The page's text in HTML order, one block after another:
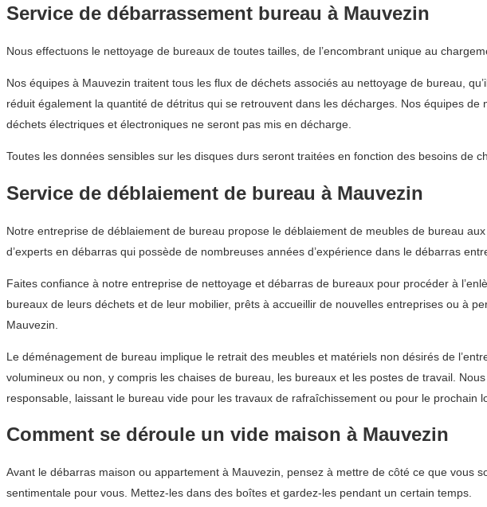
Service de débarrassement bureau à Mauvezin
Nous effectuons le nettoyage de bureaux de toutes tailles, de l’encombrant unique au
Nos équipes à Mauvezin traitent tous les flux de déchets associés au nettoyage de bureau,
réduit également la quantité de détritus qui se retrouvent dans les décharges. Nos équipes
déchets électriques et électroniques ne seront pas mis en décharge.
Toutes les données sensibles sur les disques durs seront traitées en fonction des besoins de
Service de déblaiement de bureau à Mauvezin
Notre entreprise de déblaiement de bureau propose le déblaiement de meubles de bureau
d’experts en débarras qui possède de nombreuses années d’expérience dans le débarras
Faites confiance à notre entreprise de nettoyage et débarras de bureaux pour procéder à
bureaux de leurs déchets et de leur mobilier, prêts à accueillir de nouvelles entreprises ou à
Mauvezin.
Le déménagement de bureau implique le retrait des meubles et matériels non désirés de
volumineux ou non, y compris les chaises de bureau, les bureaux et les postes de travail.
responsable, laissant le bureau vide pour les travaux de rafraîchissement ou pour le prochain
Comment se déroule un vide maison à Mauvezin
Avant le débarras maison ou appartement à Mauvezin, pensez à mettre de côté ce que vous
sentimentale pour vous. Mettez-les dans des boîtes et gardez-les pendant un certain temps.